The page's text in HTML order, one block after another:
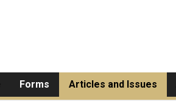
Forms Articles and Issues